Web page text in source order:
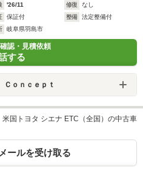
'26/11 修復
なし
保証付 整備
法定整備付
岐阜県羽島市
認・見積依頼
する
ｏｎｃｅｐｔ
米国トヨタ シエナ ETC（全国）の中古車
ールを受け取る